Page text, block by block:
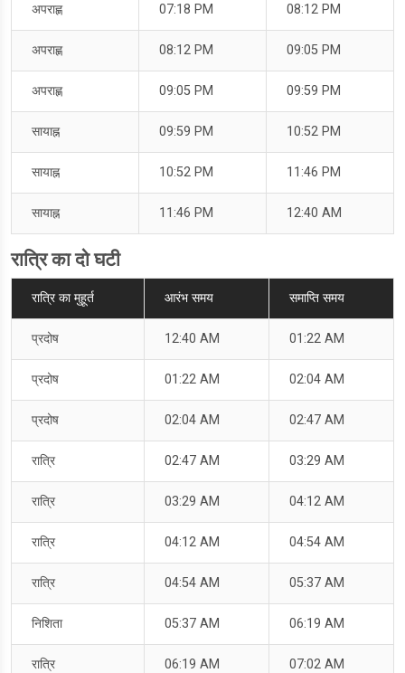
अपराह्ण 07:18 PM 08:12 PM
अपराह्ण 08:12 PM 09:05 PM
अपराह्ण 09:05 PM 09:59 PM
सायाह्न 09:59 PM 10:52 PM
सायाह्न 10:52 PM 11:46 PM
सायाह्न 11:46 PM 12:40 AM
रात्रि का दो घटी
रात्रि का मुहूर्त आरंभ समय समाप्ति समय
प्रदोष 12:40 AM 01:22 AM
प्रदोष 01:22 AM 02:04 AM
प्रदोष 02:04 AM 02:47 AM
रात्रि 02:47 AM 03:29 AM
रात्रि 03:29 AM 04:12 AM
रात्रि 04:12 AM 04:54 AM
रात्रि 04:54 AM 05:37 AM
निशिता 05:37 AM 06:19 AM
रात्रि 06:19 AM 07:02 AM